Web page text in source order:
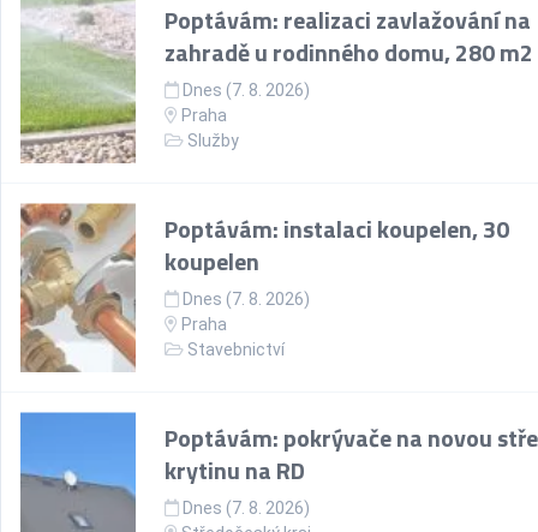
Poptávám: realizaci zavlažování na
zahradě u rodinného domu, 280 m2
Dnes (7. 8. 2026)
Praha
Služby
Poptávám: instalaci koupelen, 30
koupelen
Dnes (7. 8. 2026)
Praha
Stavebnictví
Poptávám: pokrývače na novou
krytinu na RD
Dnes (7. 8. 2026)